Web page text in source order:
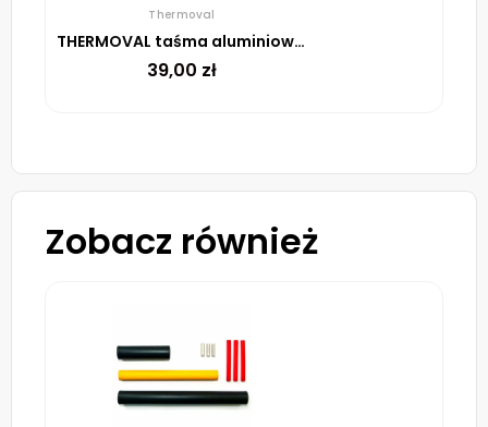
Thermoval
THERMOVAL taśma aluminiowa samoprzylepna, 48 mm, rolka 45 m
39,00 zł
Zobacz również